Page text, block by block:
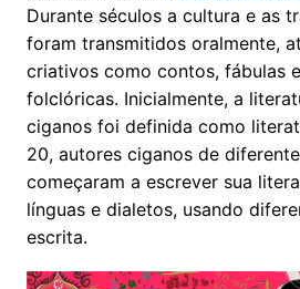
Durante séculos a cultura e as
foram transmitidos oralmente,
criativos como contos, fábulas
folclóricas. Inicialmente, a
ciganos foi definida como
20, autores ciganos de
começaram a escrever sua
línguas e dialetos, usando
escrita.